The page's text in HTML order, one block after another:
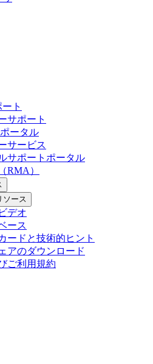
ト
サポート
ータル
サービス
サポートポータル
RMA）
ソース
デオ
ース
ードと技術的ヒント
アのダウンロード
ご利用規約